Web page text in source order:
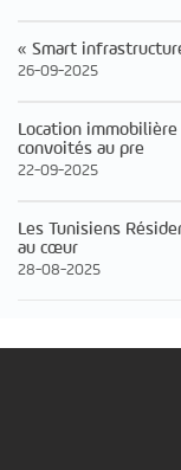
« Smart
26-09-2025
Location
convoités au pre
22-09-2025
Les Tunisiens
au cœur
28-08-2025